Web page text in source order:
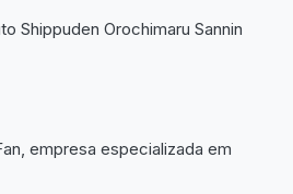
Shippuden Orochimaru Sannin
empresa especializada em